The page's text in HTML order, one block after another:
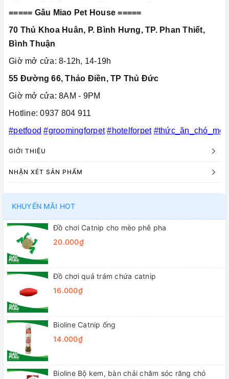
===== Gâu Miao Pet House =====
70 Thủ Khoa Huân, P. Bình Hưng, TP. Phan Thiết,
Bình Thuận
Giờ mở cửa: 8-12h, 14-19h
55 Đường 66, Thảo Điền, TP Thủ Đức
Giờ mở cửa: 8AM - 9PM
Hotline: 0937 804 911
#petfood #groomingforpet #hotelforpet #thức_ăn_chó_mèo
GIỚI THIỆU
NHẬN XÉT SẢN PHẨM
KHUYẾN MÃI HOT
Đồ chơi Catnip cho mèo phê pha
20.000₫
Đồ chơi quả trám chứa catnip
16.000₫
Bioline Catnip ống
14.000₫
Bioline Bộ kem, bàn chải chăm sóc răng chó